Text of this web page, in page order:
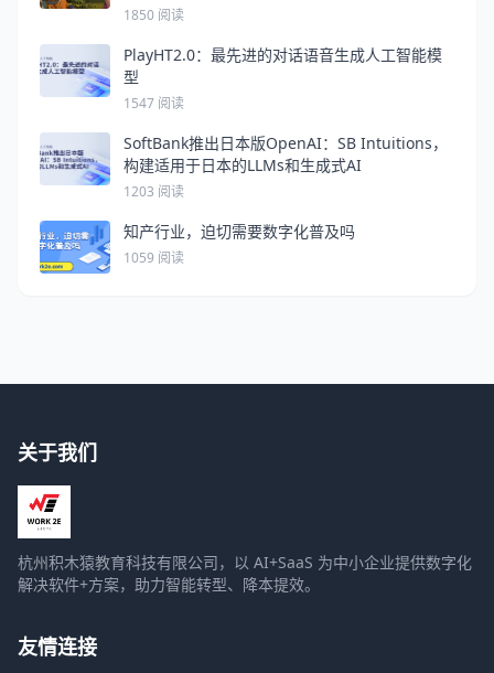
1850 阅读
PlayHT2.0：最先进的对话语音生成人工智能模
型
1547 阅读
SoftBank推出日本版OpenAI：SB Intuitions，
构建适用于日本的LLMs和生成式AI
1203 阅读
知产行业，迫切需要数字化普及吗
1059 阅读
关于我们
杭州积木猿教育科技有限公司，以 AI+SaaS 为中小企业提供数字化
解决软件+方案，助力智能转型、降本提效。
友情连接